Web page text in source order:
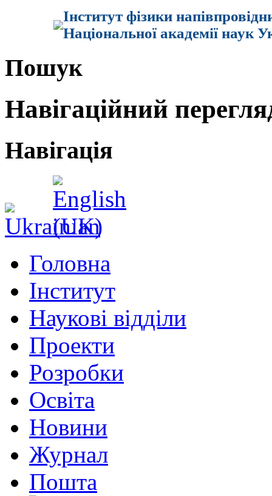
Інститут фізики
Національної академії наук
Пошук
Навігаційний
Навігація
Головна
Інститут
Наукові відділи
Проекти
Розробки
Освіта
Новини
Журнал
Пошта